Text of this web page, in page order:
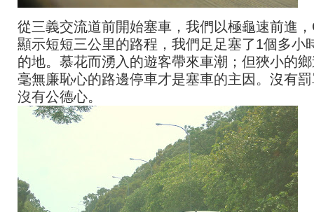
從三義交流道前開始塞車，我們以極龜速前進
顯示短短三公里的路程，我們足足塞了1個多小
的地。慕花而湧入的遊客帶來車潮；但狹小的
毫無廉恥心的路邊停車才是塞車的主因。沒有
沒有公德心。